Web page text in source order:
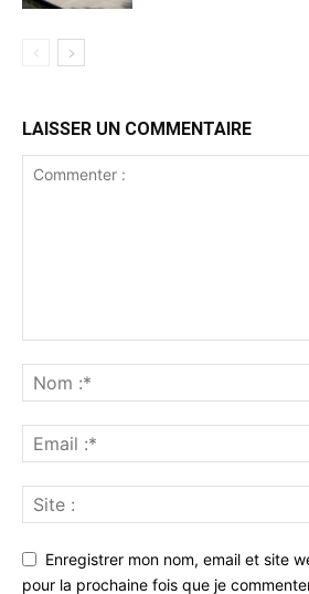
LAISSER UN COMMENTAIRE
Enregistrer mon nom, email et site
pour la prochaine fois que je